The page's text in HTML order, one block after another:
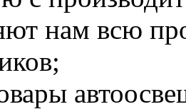
нам всю